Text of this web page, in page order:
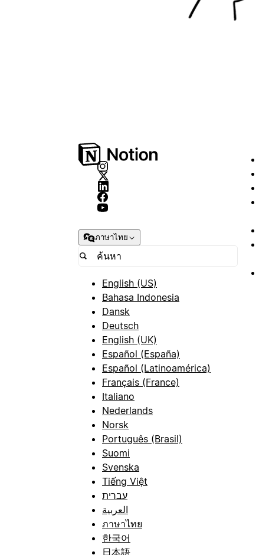
ภาษาไทย
English (US)
Bahasa Indonesia
Dansk
Deutsch
English (UK)
Español (España)
Español (Latinoamérica)
Français (France)
Italiano
Nederlands
Norsk
Português (Brasil)
Suomi
Svenska
Tiếng Việt
עברית
العربية
ภาษาไทย
한국어
日本語